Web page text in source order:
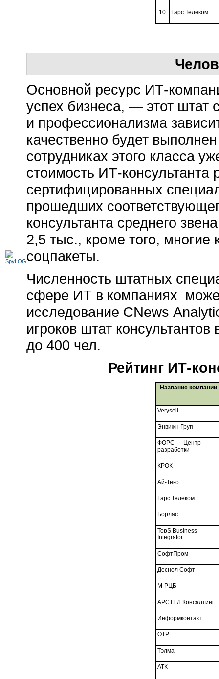
10 Гарс Телеком
Основной ресурс ИТ-
успех бизнеса, — этот штат
и профессионализма
качественно будет
сотрудниках этого класса
стоимость ИТ-
сертифицированных
прошедших
консультанта среднего
2,5 тыс., кроме того, многие
соцпакеты.
Численность штатных
сфере ИТ в компаниях
исследование CNews
игроков штат
до 400 чел.
Рейтинг ИТ-
Название компании
Verysell
Энвижн Груп
ФОРС — Центр
разработки
КРОК
Ай-Теко
Гарс Телеком
Борлас
TopS Business
Integrator
СофтПром
Деснол Софт
М-РЦБ
АРСТЕЛ Консалтинг
Информконтакт
ОТР
Тэлма
АТК